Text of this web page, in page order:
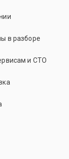
в разборе
и СТО